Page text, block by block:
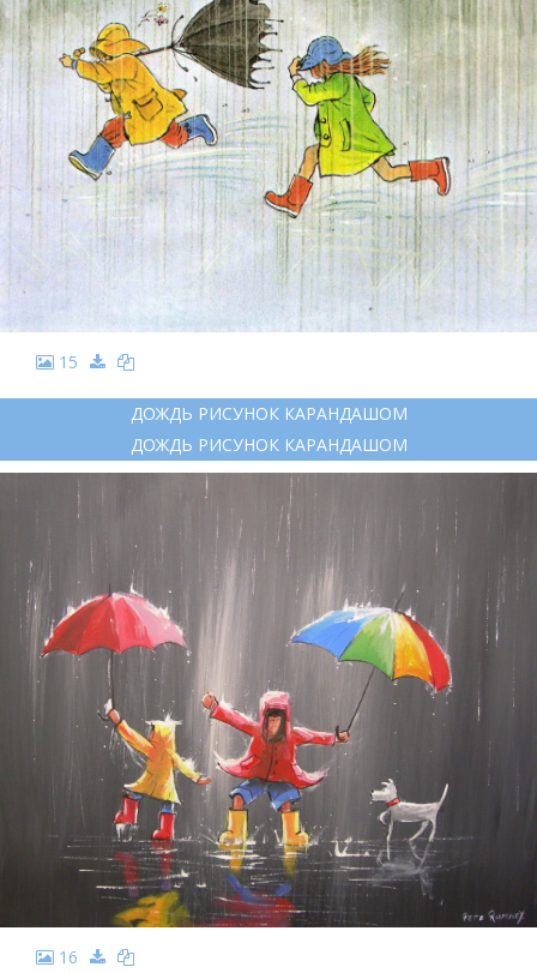
15
ДОЖДЬ РИСУНОК КАРАНДАШОМ
ДОЖДЬ РИСУНОК КАРАНДАШОМ
16